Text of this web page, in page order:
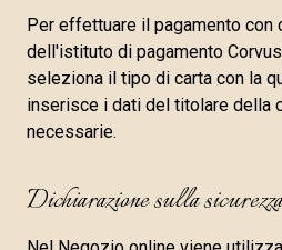
Per effettuare il pagamento con
dell'istituto di pagamento
seleziona il tipo di carta con la
inserisce i dati del titolare della
necessarie.
Dichiarazione sulla